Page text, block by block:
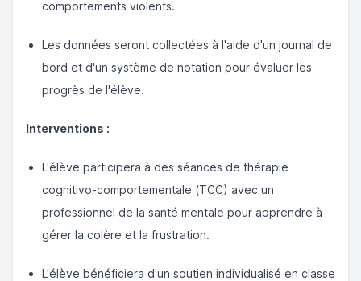
comportements violents.
Les données seront collectées à l'aide d'un journal de
bord et d'un système de notation pour évaluer les
progrès de l'élève.
Interventions :
L'élève participera à des séances de thérapie
cognitivo-comportementale (TCC) avec un
professionnel de la santé mentale pour apprendre à
gérer la colère et la frustration.
L'élève bénéficiera d'un soutien individualisé en classe